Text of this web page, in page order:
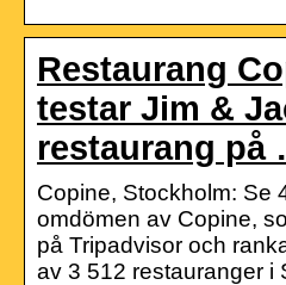
Restaurang
testar Jim &
restaurang på
Copine, Stockholm: Se
omdömen av Copine,
på Tripadvisor och
av 3 512 restauranger i